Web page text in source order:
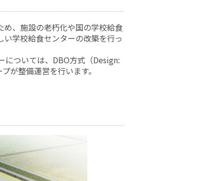
、施設の老朽化や国の学校給食
学校給食センターの改築を行っ
については、DBO方式（Design:
が整備運営を行います。